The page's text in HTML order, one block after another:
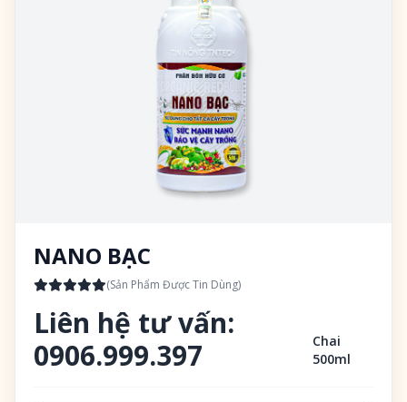
NANO BẠC
(Sản Phẩm Được Tin Dùng)
Liên hệ tư vấn:
0906.999.397
Chai
500ml